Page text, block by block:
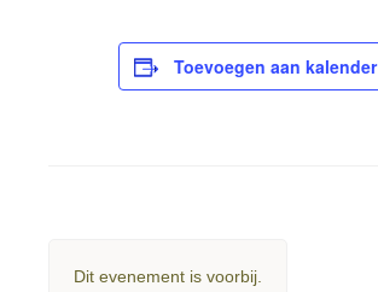
Toevoegen aan kalender
Dit evenement is voorbij.